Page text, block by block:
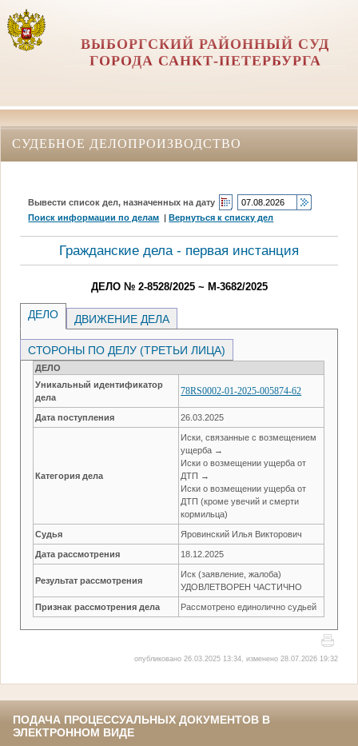
ВЫБОРГСКИЙ РАЙОННЫЙ СУД
ГОРОДА САНКТ-ПЕТЕРБУРГА
СУДЕБНОЕ ДЕЛОПРОИЗВОДСТВО
Вывести список дел, назначенных на дату
Поиск информации по делам |Вернуться к списку дел
Гражданские дела - первая инстанция
ДЕЛО № 2-8528/2025 ~ М-3682/2025
ДЕЛО ДВИЖЕНИЕ ДЕЛА
СТОРОНЫ ПО ДЕЛУ (ТРЕТЬИ ЛИЦА)
ДЕЛО
Уникальный идентификатор
дела
78RS0002-01-2025-005874-62
Дата поступления 26.03.2025
Категория дела
Иски, связанные с возмещением
ущерба →
Иски о возмещении ущерба от
ДТП →
Иски о возмещении ущерба от
ДТП (кроме увечий и смерти
кормильца)
Судья Яровинский Илья Викторович
Дата рассмотрения 18.12.2025
Результат рассмотрения
Иск (заявление, жалоба)
УДОВЛЕТВОРЕН ЧАСТИЧНО
Признак рассмотрения дела Рассмотрено единолично судьей
опубликовано 26.03.2025 13:34, изменено 28.07.2026 19:32
ПОДАЧА ПРОЦЕССУАЛЬНЫХ ДОКУМЕНТОВ В
ЭЛЕКТРОННОМ ВИДЕ